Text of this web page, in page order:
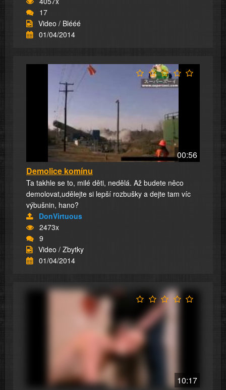
17
Video / Blééé
01/04/2014
00:56
Demolice komínu
Ta takhle se to, milé děti, nedělá. Až budete něco
demolovat,udělejte si lepší rozbušky a dejte tam víc
výbušnin, hano?
DonVirtuous
2473x
9
Video / Zbytky
01/04/2014
10:17